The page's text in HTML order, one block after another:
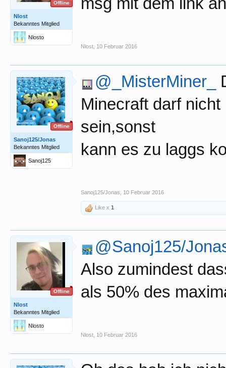
Offline
Nlost
Bekanntes Mitglied
Nlosto
Nlost 10 Februar 2016
Offline
Sanoj125/Jonas
Bekanntes Mitglied
Sanoj125
@_MisterMiner_
Minecraft darf
sein,sonst
kann es zu laggs
Sanoj125/Jonas 10 Februar 2016
Like x 1
Offline
Nlost
Bekanntes Mitglied
Nlosto
@Sanoj125/
Also zumindest
als 50% des
Nlost 10 Februar 2016